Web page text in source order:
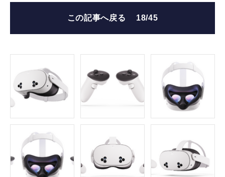
この記事へ戻る 18/45